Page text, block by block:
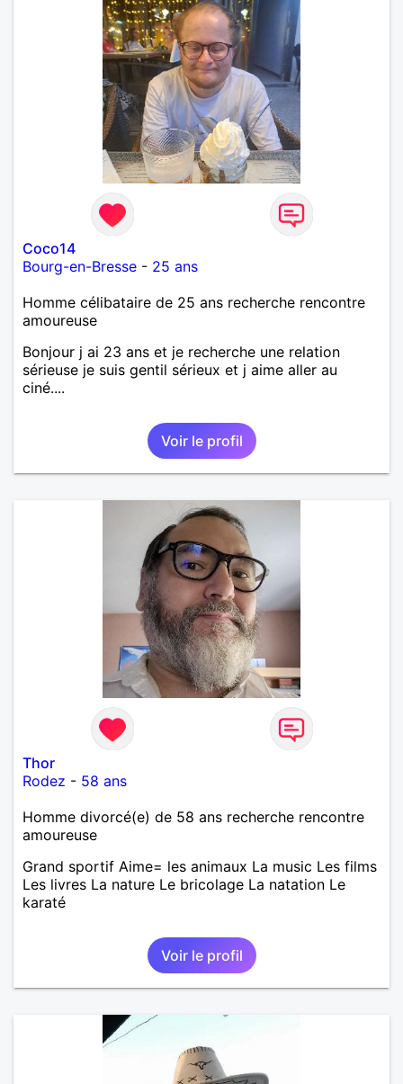
Coco14
Bourg-en-Bresse - 25 ans
Homme célibataire de 25 ans recherche rencontre
amoureuse
Bonjour j ai 23 ans et je recherche une relation
sérieuse je suis gentil sérieux et j aime aller au
ciné....
Voir le profil
Thor
Rodez - 58 ans
Homme divorcé(e) de 58 ans recherche rencontre
amoureuse
Grand sportif Aime= les animaux La music Les films
Les livres La nature Le bricolage La natation Le
karaté
Voir le profil